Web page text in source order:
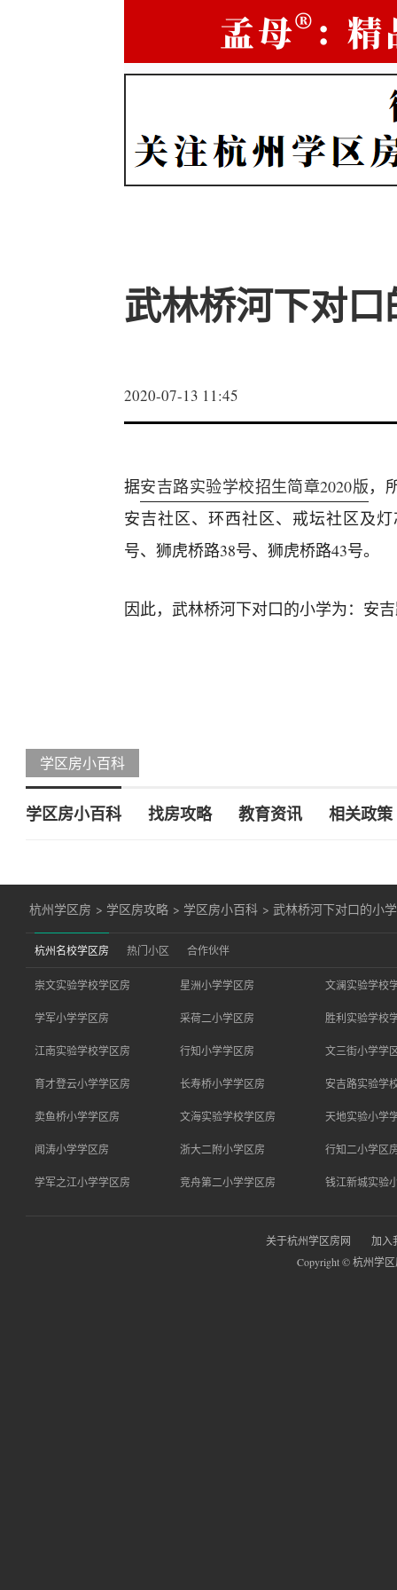
武林桥河下对口
2020-07-13 11:45
据安吉路实验学校招生简章2020版，
安吉社区、环西社区、戒坛社区及
号、狮虎桥路38号、狮虎桥路43号。
因此，武林桥河下对口的小学为：安
学区房小百科
学区房小百科 找房攻略 教育资讯 相关政策
杭州学区房 > 学区房攻略 > 学区房小百科 >武林桥河下对口的小学
杭州名校学区房 热门小区 合作伙伴
崇文实验学校学区房 星洲小学学区房 文澜实验学校
学军小学学区房 采荷二小学区房 胜利实验学校
江南实验学校学区房 行知小学学区房 文三街小学学
育才登云小学学区房 长寿桥小学学区房 安吉路实验学
卖鱼桥小学学区房 文海实验学校学区房 天地实验小学
闻涛小学学区房 浙大二附小学区房 行知二小学区
学军之江小学学区房 竞舟第二小学学区房 钱江新城实验
关于杭州学区房网
加入
Copyright © 杭州学